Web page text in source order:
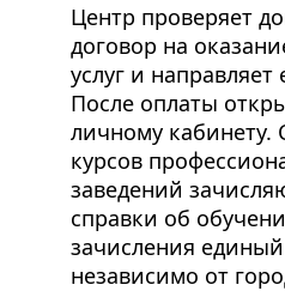
Центр проверяет
договор на
услуг и
После оплаты
личному кабинету.
курсов
заведений
справки об
зачисления
независимо от